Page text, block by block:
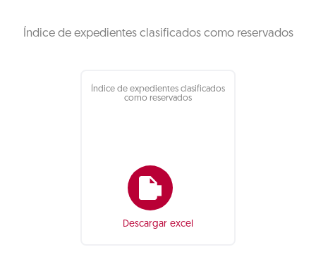
Índice de expedientes clasificados como reservados
Índice de expedientes clasificados
como reservados
Descargar excel